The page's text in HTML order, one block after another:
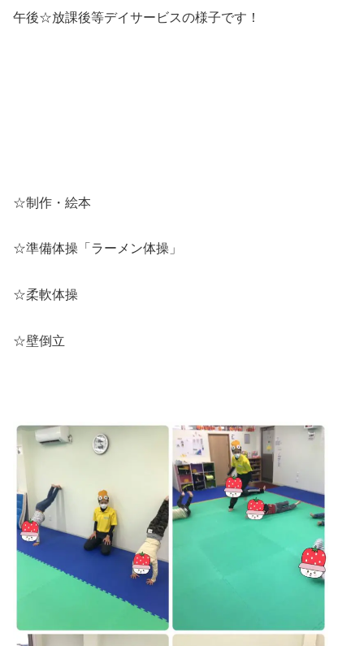
午後☆放課後等デイサービスの様子です！
☆制作・絵本
☆準備体操「ラーメン体操」
☆柔軟体操
☆壁倒立